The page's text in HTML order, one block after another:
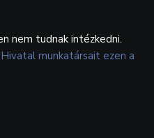
nem tudnak intézkedni.
munkatársait ezen a